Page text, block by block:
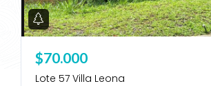
$70.000
Lote 57 Villa Leona